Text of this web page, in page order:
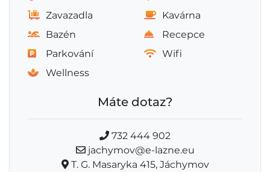
Zavazadla
Kavárna
Bazén
Recepce
Parkování
Wifi
Wellness
Máte dotaz?
732 444 902
jachymov@e-lazne.eu
T. G. Masaryka 415, Jáchymov